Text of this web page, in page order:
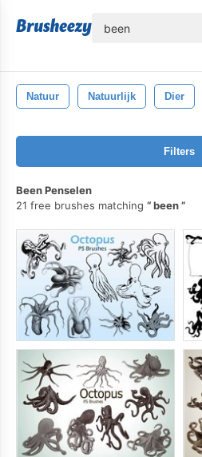
Natuur Natuurlijk Dier
Filters
Been Penselen
21 free brushes matching
been